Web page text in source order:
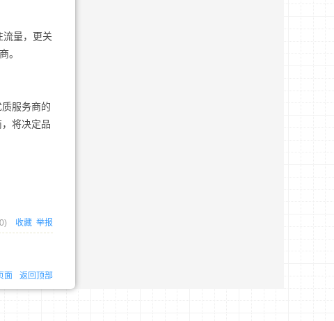
流量，更关
。
服务商的
将决定品
0) 收藏 举报
面 返回顶部